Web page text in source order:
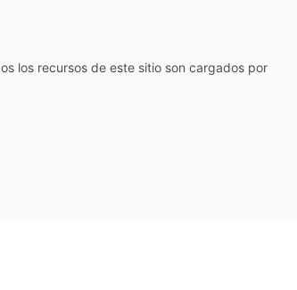
los recursos de este sitio son cargados por